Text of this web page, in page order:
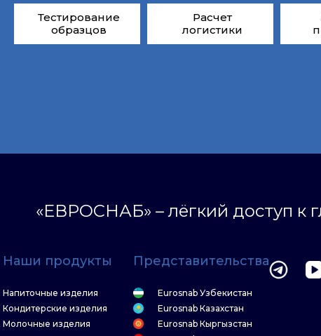
Тестирование
образцов
Расчет
логистики
«ЕВРОСНАБ» – лёгкий доступ к
Наши продукты
Напиточные изделия
Кондитерские изделия
Молочные изделия
Представительства
Eurosnab Узбекистан
Eurosnab Казахстан
Eurosnab Кыргызстан